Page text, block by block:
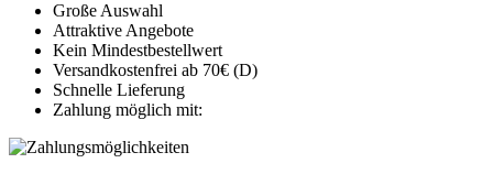
Große Auswahl
Attraktive Angebote
Kein Mindestbestellwert
Versandkostenfrei ab 70€ (D)
Schnelle Lieferung
Zahlung möglich mit: